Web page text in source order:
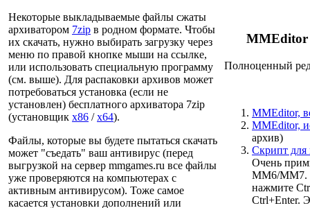
Некоторые выкладываемые файлы сжаты
архиватором 7zip в родном формате. Чтобы
их скачать, нужно выбирать загрузку через
меню по правой кнопке мыши на ссылке,
или использовать специальную программу
(см. выше). Для распаковки архивов может
потребоваться установка (если не
установлен) бесплатного архиватора 7zip
(установщик x86 /x64).
Файлы, которые вы будете пытаться скачать
может "съедать" ваш антивирус (перед
выгрузкой на сервер mmgames.ru все файлы
уже проверяются на компьютерах с
активным антивирусом). Тоже самое
касается установки дополнений или
MMEditor
Полноценный
MMEditor,
MMEditor,
архив)
Cкрипт
Очень
MM6/MM7.
нажмите
Ctrl+Enter.